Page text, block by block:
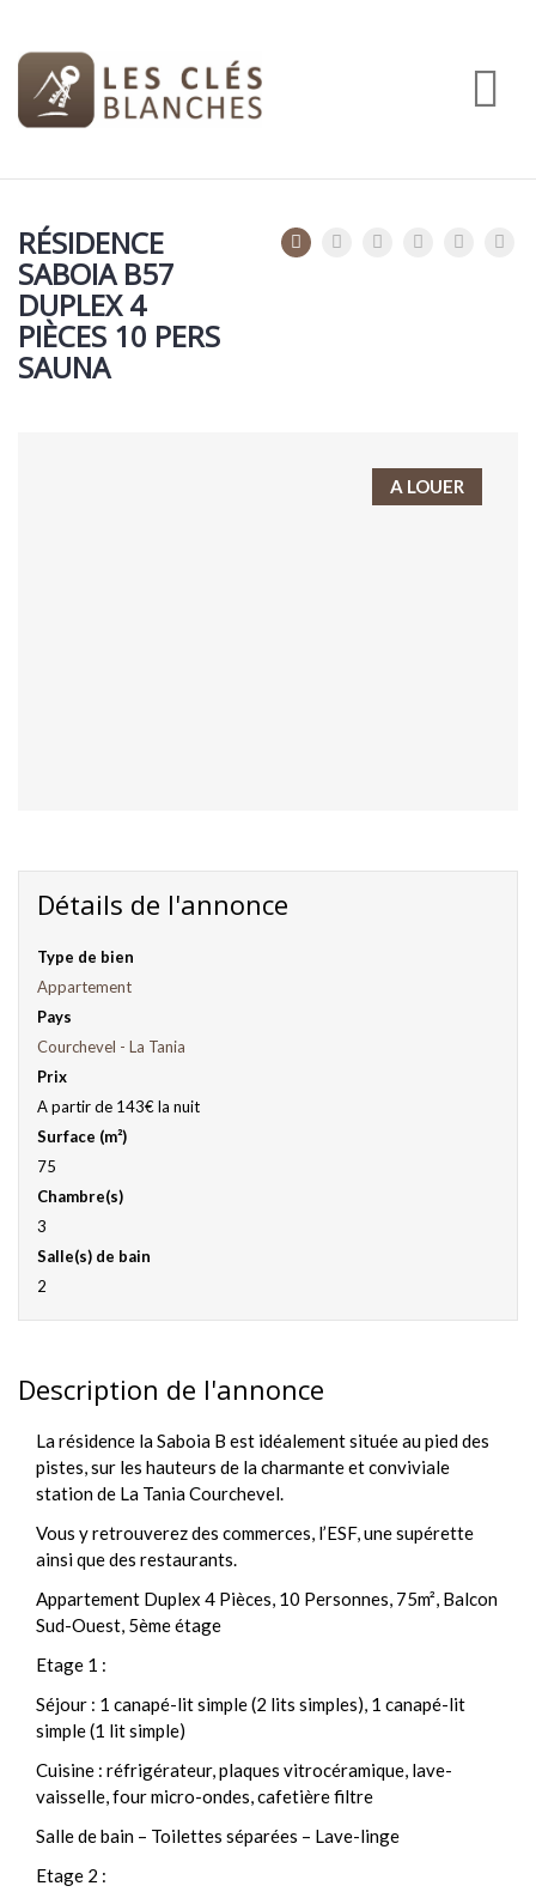
RÉSIDENCE
SABOIA B57
DUPLEX 4
PIÈCES 10 PERS
SAUNA
A LOUER
Détails de l'annonce
Type de bien
Appartement
Pays
Courchevel - La Tania
Prix
A partir de 143€ la nuit
Surface (m²)
75
Chambre(s)
3
Salle(s) de bain
2
Description de l'annonce
La résidence la Saboia B est idéalement située au pied des
pistes, sur les hauteurs de la charmante et conviviale
station de La Tania Courchevel.
Vous y retrouverez des commerces, l’ESF, une supérette
ainsi que des restaurants.
Appartement Duplex 4 Pièces, 10 Personnes, 75m², Balcon
Sud-Ouest, 5ème étage
Etage 1 :
Séjour : 1 canapé-lit simple (2 lits simples), 1 canapé-lit
simple (1 lit simple)
Cuisine : réfrigérateur, plaques vitrocéramique, lave-
vaisselle, four micro-ondes, cafetière filtre
Salle de bain – Toilettes séparées – Lave-linge
Etage 2 :